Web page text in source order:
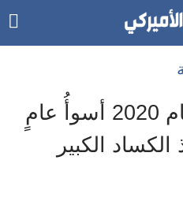
الفاينشال تايمز: عام 2020 أسوأُ عامٍ
الكبير